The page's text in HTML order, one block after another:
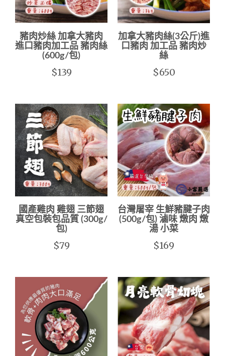
豬肉炒絲 加拿大豬肉
進口豬肉加工品 豬肉絲
(600g/包)
$139
加拿大豬肉絲(3公斤)進
口豬肉 加工品 豬肉炒
絲
$650
國產雞肉 雞翅 三節翅
真空包裝包品質 (300g/
包)
$79
台灣屠宰 生鮮豬腱子肉
(500g/包) 滷味 燉肉 燉
湯 小菜
$169